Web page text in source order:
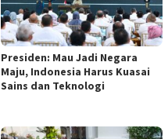
Presiden: Mau Jadi Negara
Maju, Indonesia Harus Kuasai
Sains dan Teknologi